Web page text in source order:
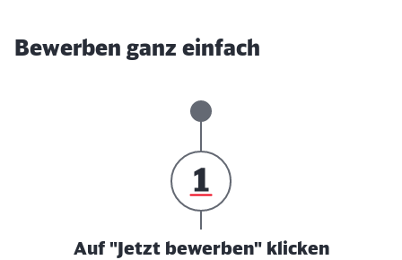
Bewerben ganz einfach
Auf "Jetzt bewerben" klicken